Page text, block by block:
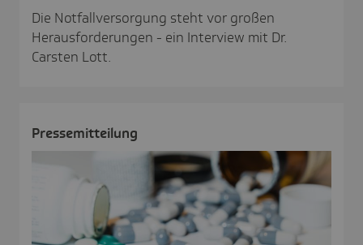
Die Notfallversorgung steht vor großen
Herausforderungen - ein Interview mit Dr.
Carsten Lott.
Pres­se­mit­tei­lung